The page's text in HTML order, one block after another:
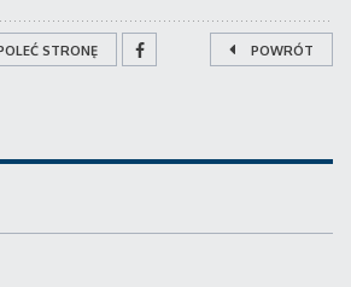
STRONĘ POWRÓT